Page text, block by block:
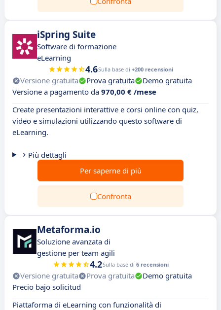
iSpring Suite
Software di formazione
eLearning
4.6Sulla base di +200 recensioni
Versione gratuita Prova gratuita
Demo gratuita
Versione a pagamento da 970,00 € /mese
Create presentazioni interattive e corsi online con quiz,
video e simulazioni utilizzando questo software di
eLearning.
Più dettagli
Per saperne di più
Confronta
Metaforma.io
Soluzione avanzata di
gestione per team agili
4.2Sulla base di 6 recensioni
Versione gratuita Prova gratuita
Demo gratuita
Precio bajo solicitud
Piattaforma di eLearning con funzionalità di